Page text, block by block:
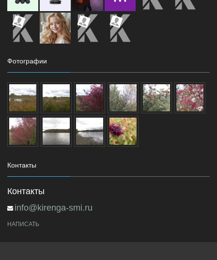
Фотографии
Контакты
Контакты
info@kirenga-smi.ru
НАПИСАТЬ